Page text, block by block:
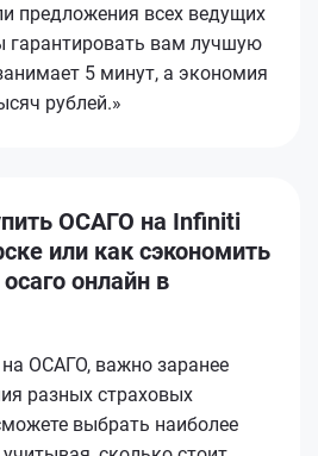
предложения всех ведущих
гарантировать вам лучшую
5 минут, а экономия
рублей.»
ОСАГО на Infiniti
или как сэкономить
онлайн в
ОСАГО, важно заранее
разных страховых
выбрать наиболее